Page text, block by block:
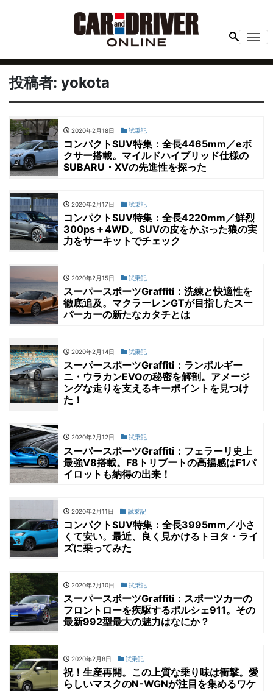
投稿者: yokota
2020年2月18日 試乗記
コンパクトSUV特集：全長4465mm／eボ
クサー搭載。マイルドハイブリッド仕様の
SUBARU・XVの先進性を探った
2020年2月17日 試乗記
コンパクトSUV特集：全長4220mm／鮮烈
300ps＋4WD。SUVの皮をかぶった狼の実
力をサーキットでチェック
2020年2月15日 試乗記
スーパースポーツGraffiti：洗練と快適性を
徹底追及。マクラーレンGTが目指したスー
パーカーの新たなカタチとは
2020年2月14日 試乗記
スーパースポーツGraffiti：ランボルギー
ニ・ウラカンEVOの秘密を解剖。アメージ
ングな走りを支えるキーポイントを見つけ
た！
2020年2月12日 試乗記
スーパースポーツGraffiti：フェラーリ史上
最強V8搭載。F8トリブートの高揚感はF1パ
イロットも納得の出来！
2020年2月11日 試乗記
コンパクトSUV特集：全長3995mm／小さ
くて安い。最近、良く見かけるトヨタ・ライ
ズに乗ってみた
2020年2月10日 試乗記
スーパースポーツGraffiti：スポーツカーの
フロントローを疾駆するポルシェ911。その
最新992型最大の魅力はなにか？
2020年2月8日 試乗記
祝！生産再開。この上質な乗り味は衝撃。愛
らしいマスクのN-WGNが注目を集めるワケ